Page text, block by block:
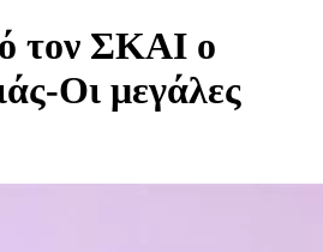
τον ΣΚΑΙ ο
Οι μεγάλες